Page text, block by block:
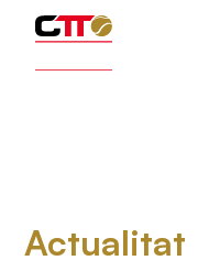
Actualitat